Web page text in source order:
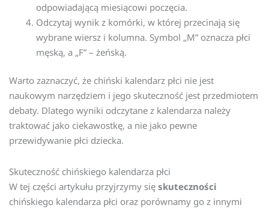
odpowiadającą miesiącowi poczęcia.
Odczytaj wynik z komórki, w której przecinają się
wybrane wiersz i kolumna. Symbol „M” oznacza płci
męską, a „F” – żeńską.
Warto zaznaczyć, że chiński kalendarz płci nie jest
naukowym narzędziem i jego skuteczność jest przedmiotem
debaty. Dlatego wyniki odczytane z kalendarza należy
traktować jako ciekawostkę, a nie jako pewne
przewidywanie płci dziecka.
Skuteczność chińskiego kalendarza płci
W tej części artykułu przyjrzymy się skuteczności
chińskiego kalendarza płci oraz porównamy go z innymi